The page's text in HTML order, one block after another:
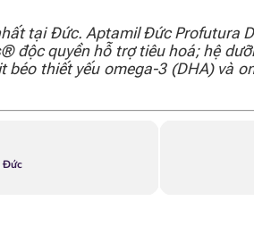
tại Đức. Aptamil Đức Profutura
độc quyền hỗ trợ tiêu hoá; hệ
thiết yếu omega-3 (DHA) và
Đức